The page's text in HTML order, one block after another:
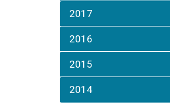
2017
2016
2015
2014